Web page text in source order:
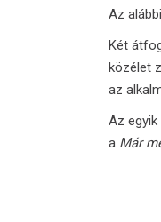
Az
Két
közélet
az
Az egyik
a Már